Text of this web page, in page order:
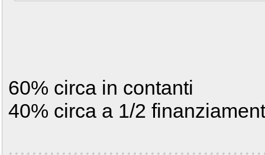
60% circa in contanti
40% circa a 1/2